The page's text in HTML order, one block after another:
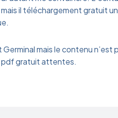
il téléchargement gratuit un
mais le contenu n’est
pdf gratuit attentes.